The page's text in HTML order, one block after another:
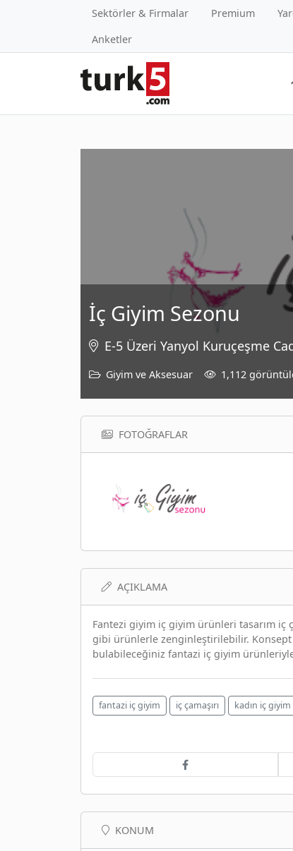
Sektörler & Firmalar Premium
Anketler
İç Giyim Sezonu
E-5 Üzeri Yanyol Kuruçeşme
Giyim ve Aksesuar 1,112
FOTOĞRAFLAR
AÇIKLAMA
Fantezi giyim iç giyim ürünleri tasarım iç
gibi ürünlerle zenginleştirilebilir.
bulabileceğiniz fantazi iç giyim ürünleriyle
fantazi iç giyim iç çamaşırı kadın iç giyim
KONUM